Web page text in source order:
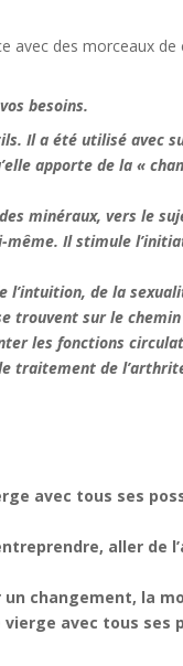
des morceaux de
besoins.
Il a été utilisé avec
apporte de la «
minéraux, vers le
Il stimule
l’intuition, de la
trouvent sur le
les fonctions
traitement de
avec tous ses
aller de
changement, la
avec tous ses